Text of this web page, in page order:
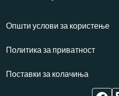
Општи услови за користење
Политика за приватност
Поставки за колачиња